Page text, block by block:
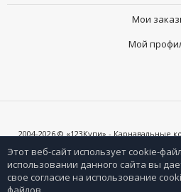
Мои
Мой
2004-2026 © «123Купи» - Карнавальные
согласия владельцев сайта и при
Этот веб-сайт использует cookie-
использовании данного сайта вы
свое согласие на использование